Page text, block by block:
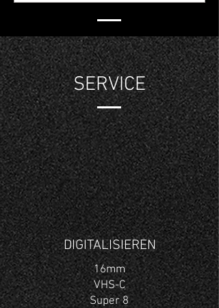
SERVICE
DIGITALISIEREN
16mm
VHS-C
Super 8